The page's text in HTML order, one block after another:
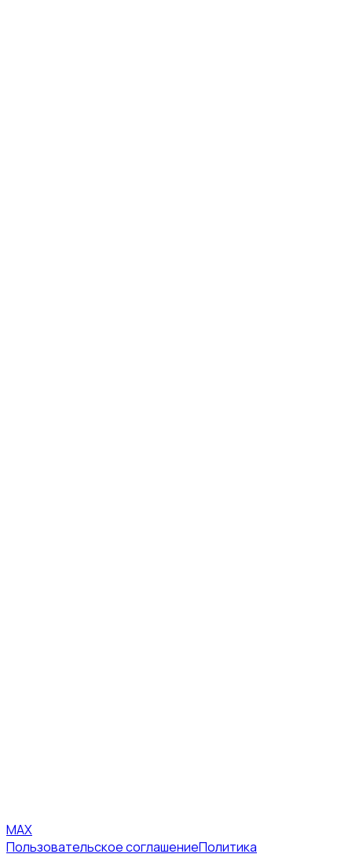
MAX
Пользовательское соглашениеПолитика